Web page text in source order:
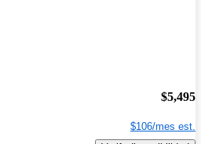
$5,495
$106/mes est.